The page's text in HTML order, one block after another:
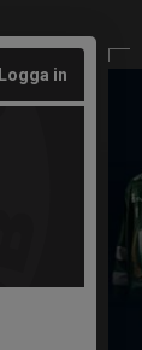
Logga in